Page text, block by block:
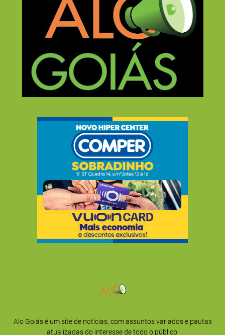
Alo Goiás é um site de notícias, com assuntos variados e pautas
atualizadas do interesse de todo o público.